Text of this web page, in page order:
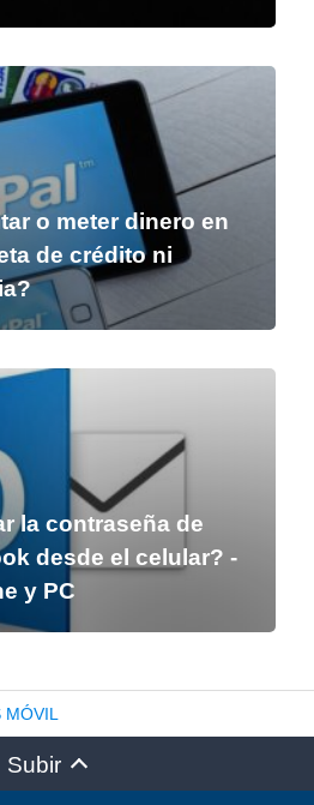
o meter dinero en
de crédito ni
la contraseña de
desde el celular? -
y PC
Subir